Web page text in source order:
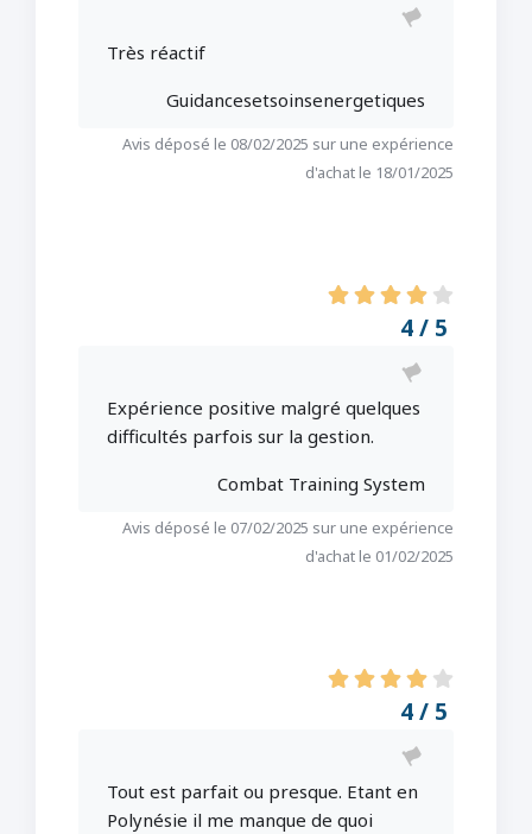
Très réactif
Guidancesetsoinsenergetiques
Avis déposé le 08/02/2025 sur une expérience
d'achat le 18/01/2025
4 / 5
Expérience positive malgré quelques
difficultés parfois sur la gestion.
Combat Training System
Avis déposé le 07/02/2025 sur une expérience
d'achat le 01/02/2025
4 / 5
Tout est parfait ou presque. Etant en
Polynésie il me manque de quoi